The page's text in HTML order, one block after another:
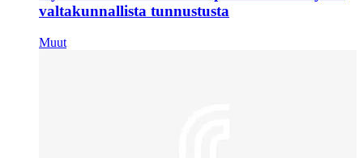
valtakunnallista tunnustusta
Muut